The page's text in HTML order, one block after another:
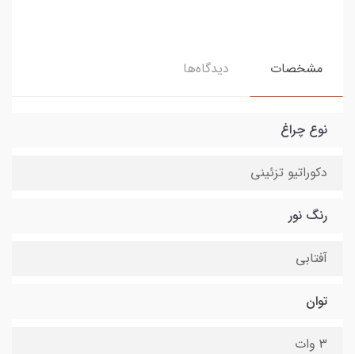
مشخصات دیدگاه‌ها
نوع چراغ
دکوراتیو تزئینی
رنگ نور
آفتابی
توان
3 وات